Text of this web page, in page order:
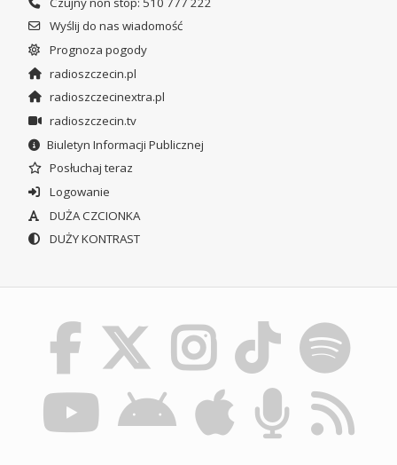
Wyślij do nas wiadomość
Prognoza pogody
radioszczecin.pl
radioszczecinextra.pl
radioszczecin.tv
Biuletyn Informacji Publicznej
Posłuchaj teraz
Logowanie
DUŻA CZCIONKA
DUŻY KONTRAST